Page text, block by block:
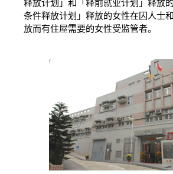
释放计划」和「释前就业计划」释放
条件释放计划」释放的女性在囚人士
放而有住屋需要的女性受监管者。